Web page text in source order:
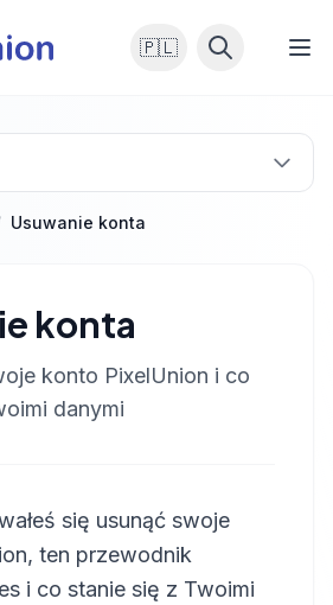
🇵🇱
Usuwanie konta
konta
konto PixelUnion i co
danymi
się usunąć swoje
ten przewodnik
i co stanie się z Twoimi